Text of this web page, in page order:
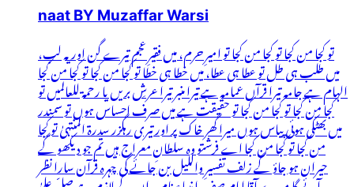
naat BY Muzaffar Warsi
تو کجا من کجا تو کجا من کجا تو امیرِ حرم، میں فقیرِ عجم تیرے گن اور یہ لب،
میں طلب ہی طل تو عطا ہی عطا، میں خطا ہی خطا تو کجا من کجا تو کجا من کجا
الہام ہے جامہ تیرا قرآں عمامہ ہے تیرا منبر تیرا عرشِ بریں یا رحمۃ للعالمیں تو
کجا من کجا تو کجا من کجا تو حقیقت ہے میں صرف احساس ہوں تو سمندر
میں بھٹکی ہوئی پیاس ہوں میرا گھر خاک پر اور تیری رہگزر سدرۃ المنتہیٰ تو کجا
من کجا تو کجا من کجا اے فرشتو وہ سلطانِ معراج ہیں تم جو دیکھو گے
حیران ہو جاؤ گے زلف تفسیرِ واللیل بن جائے گی چہرہ قرآن سارا نظر